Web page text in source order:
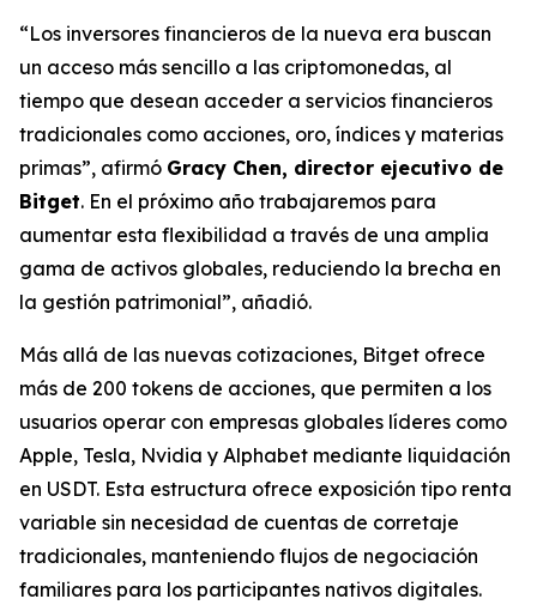
“Los inversores financieros de la nueva era buscan
un acceso más sencillo a las criptomonedas, al
tiempo que desean acceder a servicios financieros
tradicionales como acciones, oro, índices y materias
primas”, afirmó Gracy Chen, director ejecutivo de
Bitget. En el próximo año trabajaremos para
aumentar esta flexibilidad a través de una amplia
gama de activos globales, reduciendo la brecha en
la gestión patrimonial”, añadió.
Más allá de las nuevas cotizaciones, Bitget ofrece
más de 200 tokens de acciones, que permiten a los
usuarios operar con empresas globales líderes como
Apple, Tesla, Nvidia y Alphabet mediante liquidación
en USDT. Esta estructura ofrece exposición tipo renta
variable sin necesidad de cuentas de corretaje
tradicionales, manteniendo flujos de negociación
familiares para los participantes nativos digitales.